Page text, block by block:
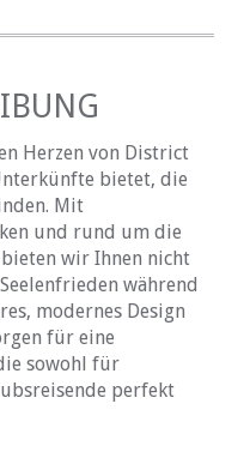
Herzen von District
bietet, die
Mit
und rund um die
wir Ihnen nicht
während
modernes Design
für eine
sowohl für
perfekt